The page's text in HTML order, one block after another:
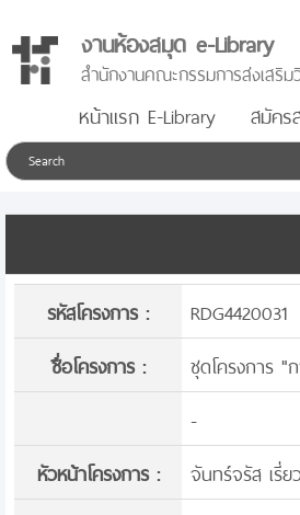
งานห้องสมุด e-Library
สำนักงานคณะกรรมการส่งเสริ
หน้าแรก E-Library สมัคร
รหัสโครงการ :
RDG4420031
ชื่อโครงการ :
ชุดโครงการ "
-
หัวหน้าโครงการ :
จันทร์จรัส เรี่ย